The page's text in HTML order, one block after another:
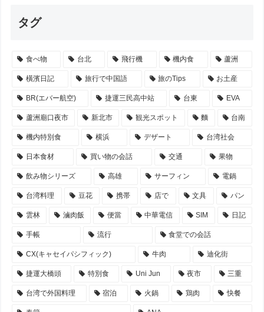
タグ
食べ物 台北 飛行機 機内食 蘆洲
橫濱日記 旅行で中国語 旅のTips お土産
BR(エバー航空) 捷運三民高中站 台東 EVA
蘆洲廟口夜市 新北市 観光スポット 麵 台南
機内特別食 横浜 デザート 台湾社会
日本食材 買い物の会話 交通 果物
飲み物シリーズ 高雄 サーフィン 電鍋
台湾料理 豆花 携帯 店で 文具 パン
雲林 滷肉飯 便當 中華電信 SIM 日記
手帳 流行 食堂での会話
CX(キャセイパシフィック) 牛肉 迪化街
捷運大橋頭 特別食 Uni Jun 夜市 三重
台湾で外国料理 宿泊 火鍋 鶏肉 快餐